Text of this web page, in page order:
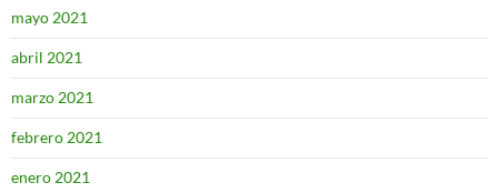
mayo 2021
abril 2021
marzo 2021
febrero 2021
enero 2021